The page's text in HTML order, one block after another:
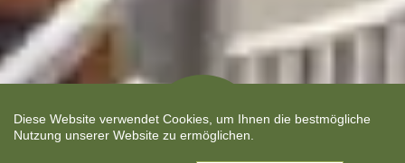
Diese Website verwendet Cookies, um Ihnen die bestmögliche
Nutzung unserer Website zu ermöglichen.
Neueröffnung
Juli 2026